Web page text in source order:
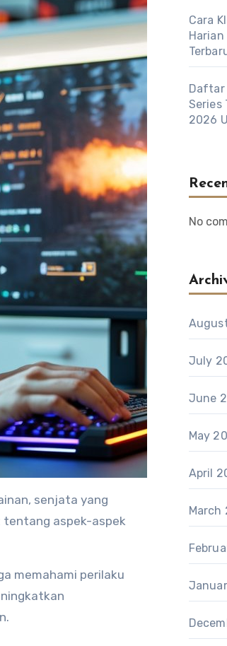
senjata yang
tentang aspek-aspek
memahami perilaku
Cara
Daftar
Series
2026
No
July
June
May
April
March